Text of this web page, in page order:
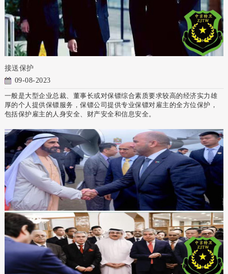
接送保护
09-08-2023
一般是大型企业总裁、董事长或对保镖综合素质要求较高的经济实力雄
厚的个人提供保镖服务，保镖公司提供专业保镖对雇主的全方位保护，
包括保护雇主的人身安全、财产安全和信息安全。